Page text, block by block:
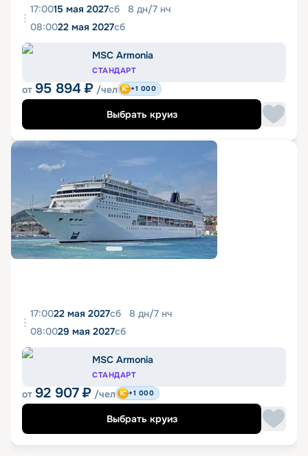
17:0015 мая 2027сб 8 дн/7 нч
08:0022 мая 2027сб
MSC Armonia
СТАНДАРТ
от 95 894 ₽ /чел +1 000
Выбрать круиз
17:0022 мая 2027сб 8 дн/7 нч
08:0029 мая 2027сб
MSC Armonia
СТАНДАРТ
от 92 907 ₽ /чел +1 000
Выбрать круиз